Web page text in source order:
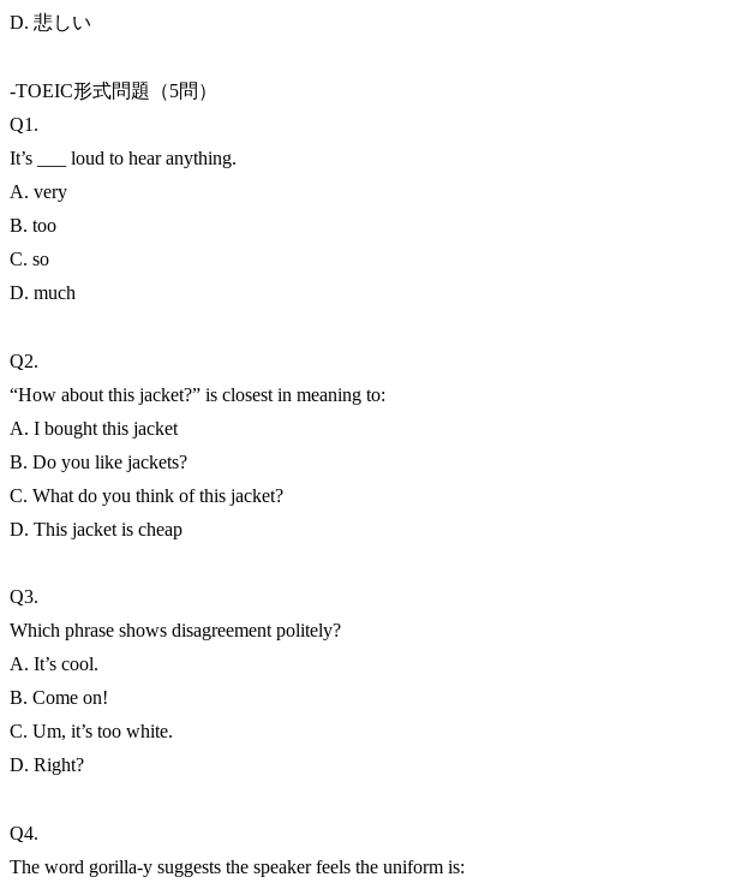
D. 悲しい
-TOEIC形式問題（5問）
Q1.
It’s ___ loud to hear anything.
A. very
B. too
C. so
D. much
Q2.
“How about this jacket?” is closest in meaning to:
A. I bought this jacket
B. Do you like jackets?
C. What do you think of this jacket?
D. This jacket is cheap
Q3.
Which phrase shows disagreement politely?
A. It’s cool.
B. Come on!
C. Um, it’s too white.
D. Right?
Q4.
The word gorilla-y suggests the speaker feels the uniform is: